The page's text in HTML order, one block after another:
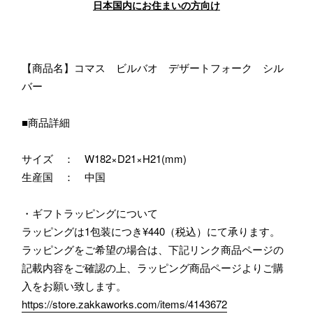
日本国内にお住まいの方向け
【商品名】コマス ビルバオ デザートフォーク シル
バー
■商品詳細
サイズ ： W182×D21×H21(mm)
生産国 ： 中国
・ギフトラッピングについて
ラッピングは1包装につき¥440（税込）にて承ります。
ラッピングをご希望の場合は、下記リンク商品ページの
記載内容をご確認の上、ラッピング商品ページよりご購
入をお願い致します。
https://store.zakkaworks.com/items/4143672